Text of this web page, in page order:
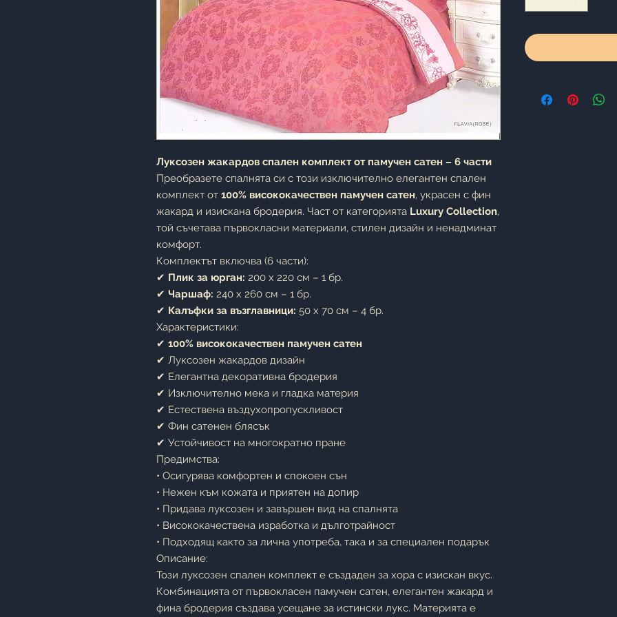
Луксозен жакардов спален комплект от памучен сатен – 6 части
Преобразете спалнята си с този изключително елегантен спален
комплект от 100% висококачествен памучен сатен, украсен с фин
жакард и изискана бродерия. Част от категорията Luxury Collection,
той съчетава първокласни материали, стилен дизайн и ненадминат
комфорт.
Комплектът включва (6 части):
✔ Плик за юрган: 200 x 220 см – 1 бр.
✔ Чаршаф: 240 x 260 см – 1 бр.
✔ Калъфки за възглавници: 50 x 70 см – 4 бр.
Характеристики:
✔ 100% висококачествен памучен сатен
✔ Луксозен жакардов дизайн
✔ Елегантна декоративна бродерия
✔ Изключително мека и гладка материя
✔ Естествена въздухопропускливост
✔ Фин сатенен блясък
✔ Устойчивост на многократно пране
Предимства:
• Осигурява комфортен и спокоен сън
• Нежен към кожата и приятен на допир
• Придава луксозен и завършен вид на спалнята
• Висококачествена изработка и дълготрайност
• Подходящ както за лична употреба, така и за специален подарък
Описание:
Този луксозен спален комплект е създаден за хора с изискан вкус.
Комбинацията от първокласен памучен сатен, елегантен жакард и
фина бродерия създава усещане за истински лукс. Материята е